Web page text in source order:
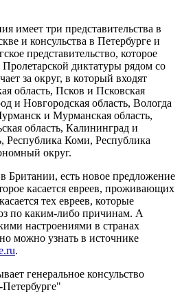
имеет три представительства в
и консульства в Петербурге и
представительство, которое
диктатуры рядом со
за округ, в который входят
область, Псков и Псковская
и Новгородская область, Вологда
и Мурманская область,
область, Калининград и
Республика Коми, Республика
округ.
Британии, есть новое предложение
касается евреев, проживающих
тех евреев, которые
по каким-либо причинам. А
настроениями в странах
можно узнать в источнике
.
генеральное консульство